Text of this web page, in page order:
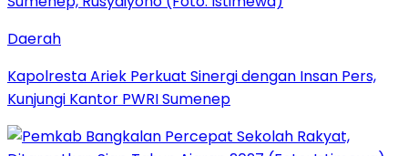
Daerah
Kapolresta Ariek Perkuat Sinergi dengan Insan Pers,
Kunjungi Kantor PWRI Sumenep